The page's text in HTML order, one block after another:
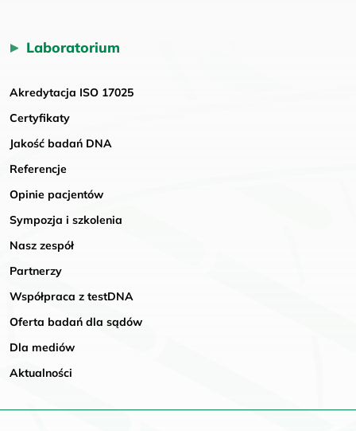
Laboratorium
Akredytacja ISO 17025
Certyfikaty
Jakość badań DNA
Referencje
Opinie pacjentów
Sympozja i szkolenia
Nasz zespół
Partnerzy
Współpraca z testDNA
Oferta badań dla sądów
Dla mediów
Aktualności